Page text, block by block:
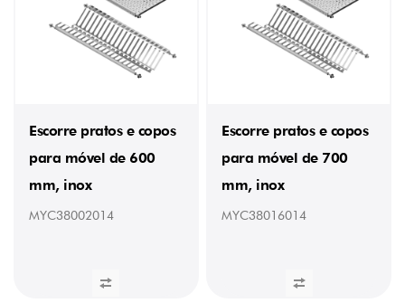
Escorre pratos e copos
para móvel de 600
mm, inox
MYC38002014
Escorre pratos e copos
para móvel de 700
mm, inox
MYC38016014